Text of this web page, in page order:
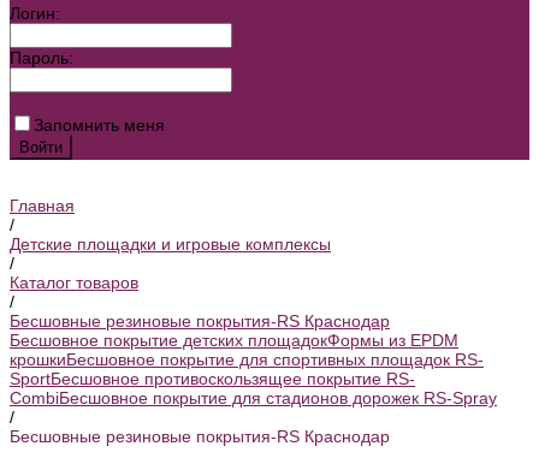
Логин:
Пароль:
Запомнить меня
Главная
/
Детские площадки и игровые комплексы
/
Каталог товаров
/
Бесшовные резиновые покрытия-RS Краснодар
Бесшовное покрытие детских площадокФормы из EPDM
крошкиБесшовное покрытие для спортивных площадок RS-
SportБесшовное противоскользящее покрытие RS-
CombiБесшовное покрытие для стадионов дорожек RS-Spray
/
Бесшовные резиновые покрытия-RS Краснодар